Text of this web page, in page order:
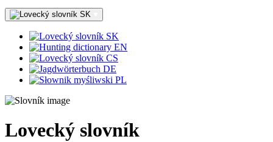
SK
SK
EN
CS
DE
PL
Lovecký slovník